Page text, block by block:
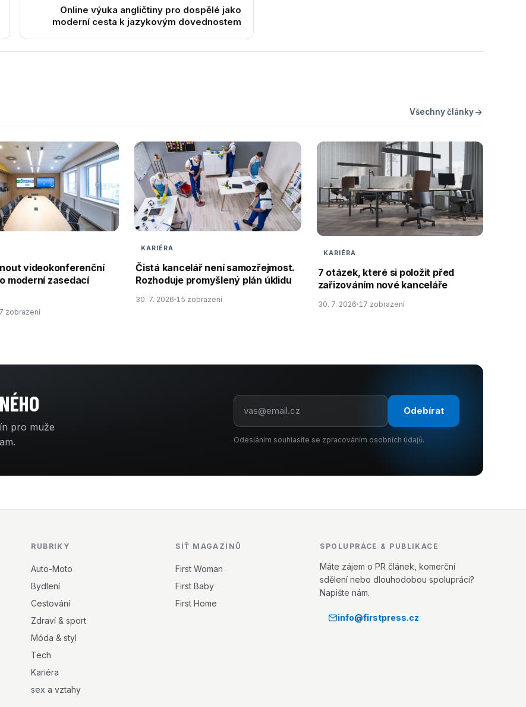
Online výuka angličtiny pro dospělé jako
moderní cesta k jazykovým dovednostem
Všechny články
videokonferenční
moderní zasedací
zobrazení
KARIÉRA
Čistá kancelář není samozřejmost.
Rozhoduje promyšlený plán úklidu
30. 7. 2026 15 zobrazení
KARIÉRA
7 otázek, které si položit před
zařizováním nové kanceláře
30. 7. 2026 17 zobrazení
pro muže
Odebírat
Odesláním souhlasíte se zpracováním osobních údajů.
RUBRIKY
Auto-Moto
Bydlení
Cestování
Zdraví & sport
Móda & styl
Tech
Kariéra
sex a vztahy
SÍŤ MAGAZÍNŮ
First Woman
First Baby
First Home
SPOLUPRÁCE & PUBLIKACE
Máte zájem o PR článek, komerční
sdělení nebo dlouhodobou spolupráci?
Napište nám.
info@firstpress.cz